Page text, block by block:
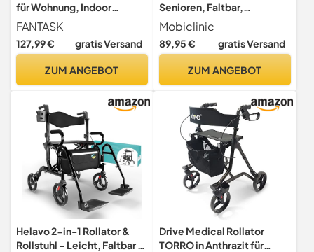
für Wohnung, Indoor
Rollator 5-Fach
höhenverstellbar inkl.
Tablett, Korb, 4 Rädern &
Wohnungsrollator Faltbar &
Zuhause, Senioren
FANTASK
127,99 € gratis Versand
ZUM ANGEBOT
Senioren, Faltbar,
Höhenverstellbar, Manuelle
und Feststellbare Bremsen,
bis 110 kg, mit Korb und Sitz,
Escorial (Bordeaux)
Mobiclinic
89,95 € gratis Versand
ZUM ANGEBOT
Helavo 2-in-1 Rollator &
Rollstuhl – Leicht, Faltbar &
Drive Medical Rollator
TORRO in Anthrazit für